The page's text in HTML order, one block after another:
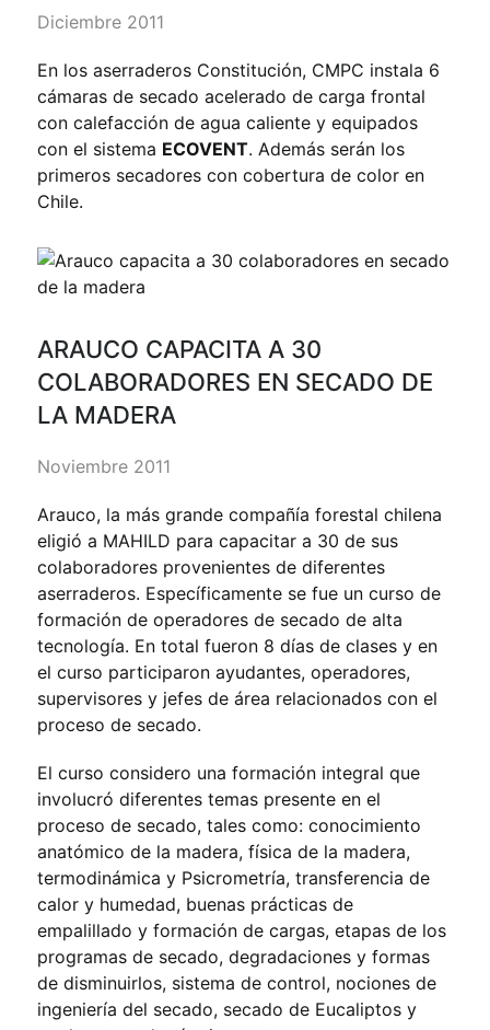
Diciembre 2011
En los aserraderos Constitución, CMPC instala 6
cámaras de secado acelerado de carga frontal
con calefacción de agua caliente y equipados
con el sistema ECOVENT. Además serán los
primeros secadores con cobertura de color en
Chile.
ARAUCO CAPACITA A 30
COLABORADORES EN SECADO DE
LA MADERA
Noviembre 2011
Arauco, la más grande compañía forestal chilena
eligió a MAHILD para capacitar a 30 de sus
colaboradores provenientes de diferentes
aserraderos. Específicamente se fue un curso de
formación de operadores de secado de alta
tecnología. En total fueron 8 días de clases y en
el curso participaron ayudantes, operadores,
supervisores y jefes de área relacionados con el
proceso de secado.
El curso considero una formación integral que
involucró diferentes temas presente en el
proceso de secado, tales como: conocimiento
anatómico de la madera, física de la madera,
termodinámica y Psicrometría, transferencia de
calor y humedad, buenas prácticas de
empalillado y formación de cargas, etapas de los
programas de secado, degradaciones y formas
de disminuirlos, sistema de control, nociones de
ingeniería del secado, secado de Eucaliptos y